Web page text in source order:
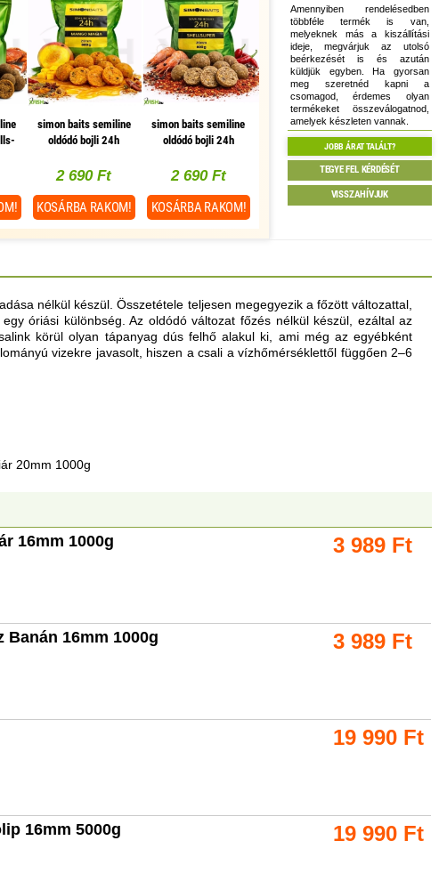
simon baits semiline
oldódó bojli 24h
- keleti fűszer 20 mm
2 690 Ft
KOSÁRBA RAKOM!
simon baits semiline
oldódó bojli 24h
rák 20 mm 800 g
2 690 Ft
KOSÁRBA RAKOM!
Amennyiben rendelésedben
többféle termék is van,
melyeknek más a kiszállítási
ideje, megvárjuk az utolsó
beérkezését is és azután
küldjük egyben. Ha gyorsan
meg szeretnéd kapni a
csomagod, érdemes olyan
termékeket összeválogatnod,
amelyek készleten vannak.
JOBB ÁRAT TALÁLT?
TEGYE FEL KÉRDÉSÉT
VISSZAHÍVJUK
nélkül készül. Összetétele teljesen megegyezik a főzött változattal,
óriási különbség. Az oldódó változat főzés nélkül készül, ezáltal az
körül olyan tápanyag dús felhő alakul ki, ami még az egyébként
vizekre javasolt, hiszen a csali a vízhőmérséklettől függően 2–6
20mm 1000g
16mm 1000g 3 989 Ft
16mm 1000g 3 989 Ft
19 990 Ft
16mm 5000g 19 990 Ft